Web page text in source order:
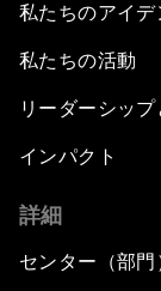
私たちのアイデ
私たちの活動
リーダーシッ
インパクト
詳細
センター（部門